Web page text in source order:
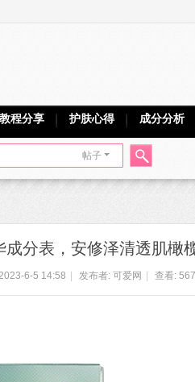
教程分享 护肤心得 成分分析
帖子
搜
索
成分表，安修泽清透肌橄
6-5 14:58 发布者: 可爱网 查看: